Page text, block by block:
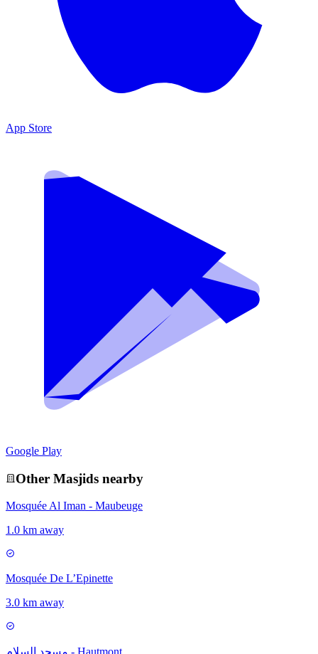
App Store
Google Play
Other Masjids nearby
Mosquée Al Iman - Maubeuge
1.0 km away
Mosquée De L’Epinette
3.0 km away